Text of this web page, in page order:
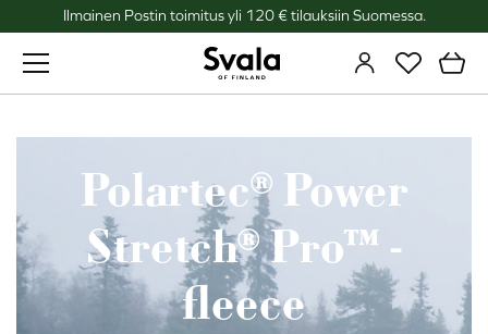
Ilmainen Postin toimitus yli 120 € tilauksiin Suomessa.
Polartec® Power
Stretch® Pro™ -
fleece